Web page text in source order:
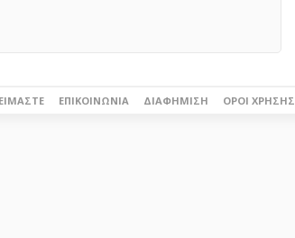
ΕΠΙΚΟΙΝΩΝΊΑ ΔΙΑΦΉΜΙΣΗ ΌΡΟΙ ΧΡΉΣΗΣ